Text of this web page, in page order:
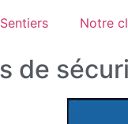
Sentiers Notre
de